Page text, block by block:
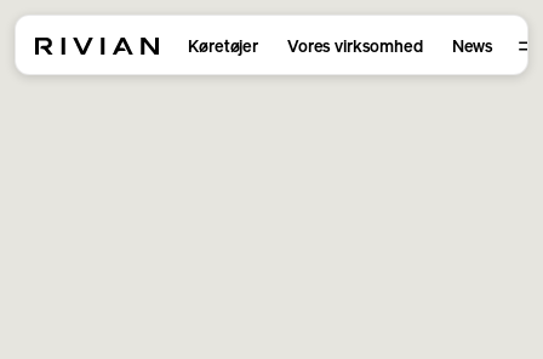
Køretøjer Vores virksomhed News